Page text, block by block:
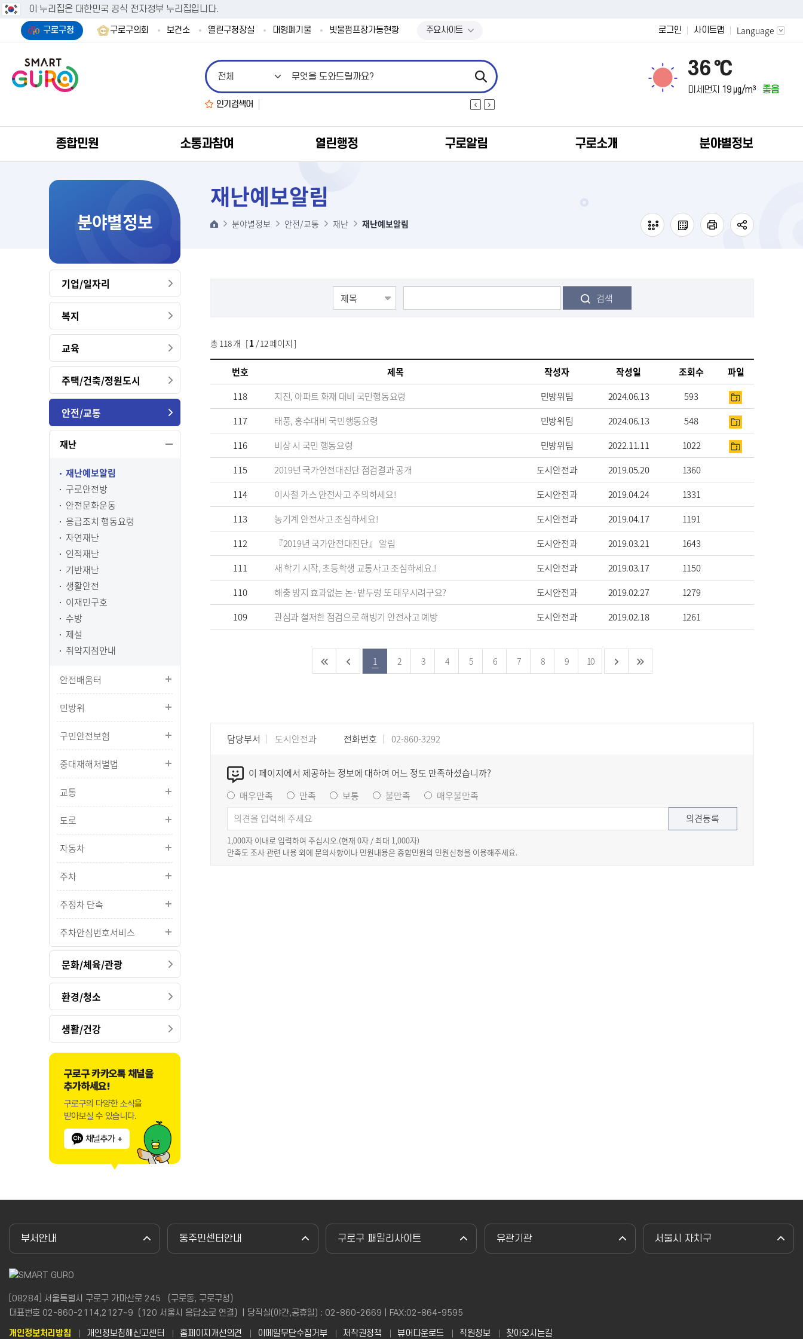
이 누리집은 대한민국 공식 전자정부 누리집입니다.
구로구청 구로구의회 보건소 열린구청장실 대형폐기물 빗물펌프장가동현황 주요사이트 로그인 사이트맵 Language
인기검색어
36 ℃
미세먼지 19 ㎍/m³ 좋음
종합민원 소통과참여 열린행정 구로알림 구로소개 분야별정보
분야별정보
기업/일자리
복지
교육
주택/건축/정원도시
안전/교통
재난
재난예보알림
구로안전방
안전문화운동
응급조치 행동요령
자연재난
인적재난
기반재난
생활안전
이재민구호
수방
제설
취약지점안내
안전배움터
민방위
구민안전보험
중대재해처벌법
교통
도로
자동차
주차
주정차 단속
주차안심번호서비스
문화/체육/관광
환경/청소
생활/건강
구로구 카카오톡 채널을
추가하세요!
구로구의 다양한 소식을
받아보실 수 있습니다.
채널추가 +
재난예보알림
분야별정보 안전/교통 재난 재난예보알림
검색
총 118개 [1 / 12 페이지 ]
번호 제목 작성자 작성일 조회수
파일
118
지진, 아파트 화재 대비 국민행동요령 민방위팀 2024.06.13
593
117
태풍, 홍수대비 국민행동요령 민방위팀 2024.06.13
548
116
비상 시 국민 행동요령 민방위팀 2022.11.11
1022
115
2019년 국가안전대진단 점검결과 공개 도시안전과 2019.05.20
1360
114
이사철 가스 안전사고 주의하세요! 도시안전과 2019.04.24
1331
113
농기계 안전사고 조심하세요! 도시안전과 2019.04.17
1191
112
『2019년 국가안전대진단』 알림 도시안전과 2019.03.21
1643
111
새 학기 시작, 초등학생 교통사고 조심하세요.! 도시안전과 2019.03.17
1150
110
해충 방지 효과없는 논·밭두렁 또 태우시려구요? 도시안전과 2019.02.27
1279
109
관심과 철저한 점검으로 해빙기 안전사고 예방 도시안전과 2019.02.18 1261
1 2 3 4 5 6 7 8 9 10
담당부서 도시안전과 전화번호 02-860-3292
이 페이지에서 제공하는 정보에 대하여 어느 정도 만족하셨습니까?
매우만족
만족 보통 불만족 매우불만족
1,000자 이내로 입력하여 주십시오.(현재0자 / 최대 1,000자)
만족도 조사 관련 내용 외에 문의사항이나 민원내용은 종합민원의 민원신청을 이용해주세요.
부서안내 동주민센터안내 구로구 패밀리사이트 유관기관 서울시 자치구
[08284] 서울특별시 구로구 가마산로 245 （구로동, 구로구청）
대표번호 02-860-2114,2127~9（120 서울시 응답소로 연결）| 당직실(야간,공휴일) : 02-860-2669 | FAX:02-864-9595
개인정보처리방침
개인정보침해신고센터 홈페이지개선의견 이메일무단수집거부 저작권정책 뷰어다운로드 직원정보 찾아오시는길